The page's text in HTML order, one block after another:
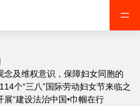
及维权意识，保障妇女同胞的
个“三八”国际劳动妇女节来临之
“建设法治中国•巾帼在行